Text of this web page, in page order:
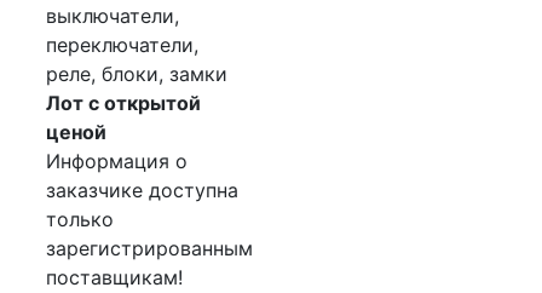
выключатели,
переключатели,
реле, блоки, замки
Лот с открытой
ценой
Информация о
заказчике доступна
только
зарегистрированным
поставщикам!